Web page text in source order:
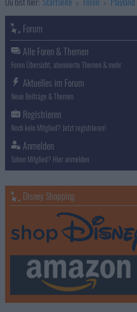
Forum
Alle Foren & Themen
Foren Übersicht, abonnierte Themen & mehr
Aktuelles im Forum
Neue Beiträge & Themen
Registrieren
Noch kein Mitglied? Jetzt registrieren!
Anmelden
Schon Mitglied? Hier anmelden
Disney Shopping